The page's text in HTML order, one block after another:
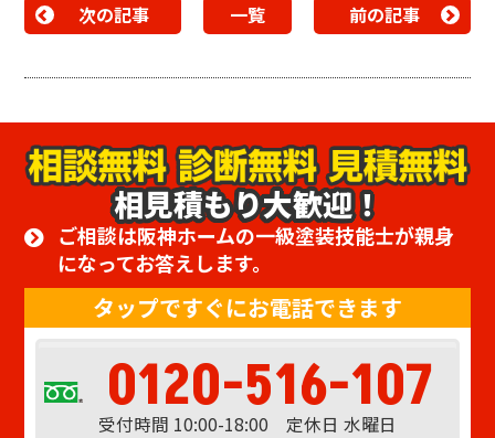
次の記事 一覧 前の記事
相見積もり大歓迎！
ご相談は阪神ホームの一級塗装技能士が親身
になってお答えします。
タップですぐにお電話できます
0120-516-107
受付時間 10:00-18:00 定休日 水曜日